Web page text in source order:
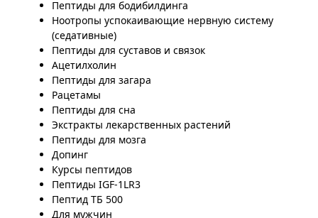
Пептиды для бодибилдинга
Ноотропы успокаивающие нервную систему
(седативные)
Пептиды для суставов и связок
Ацетилхолин
Пептиды для загара
Рацетамы
Пептиды для сна
Экстракты лекарственных растений
Пептиды для мозга
Допинг
Курсы пептидов
Пептиды IGF-1LR3
Пептид ТБ 500
Для мужчин